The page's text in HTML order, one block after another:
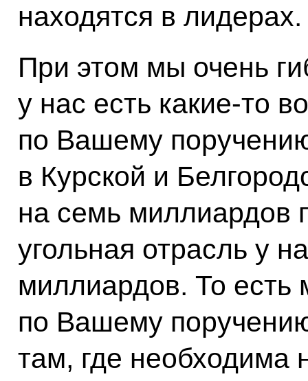
находятся в
При этом мы очень
у нас есть какие-то
по Вашему
в Курской и
на семь миллиардов
угольная отрасль у
миллиардов. То есть
по Вашему
там, где необходима